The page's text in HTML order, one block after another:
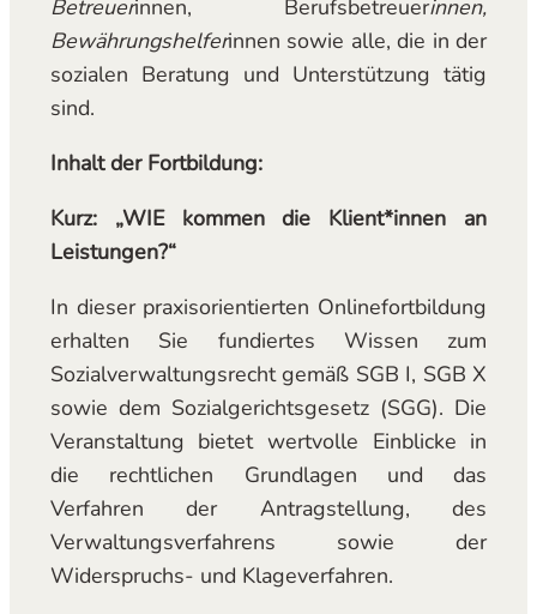
Betreuerinnen, Berufsbetreuerinnen,
Bewährungshelferinnen sowie alle, die in der
sozialen Beratung und Unterstützung tätig
sind.
Inhalt der Fortbildung:
Kurz: „WIE kommen die Klient*innen an
Leistungen?“
In dieser praxisorientierten Onlinefortbildung
erhalten Sie fundiertes Wissen zum
Sozialverwaltungsrecht gemäß SGB I, SGB X
sowie dem Sozialgerichtsgesetz (SGG). Die
Veranstaltung bietet wertvolle Einblicke in
die rechtlichen Grundlagen und das
Verfahren der Antragstellung, des
Verwaltungsverfahrens sowie der
Widerspruchs- und Klageverfahren.